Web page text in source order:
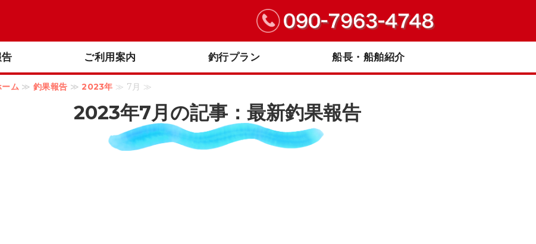
釣り船 阪本丸｜明石海峡大橋周辺のオフショアフィッシング｜兵庫県明石市
ご利用案内 釣行プラン 船長・船舶紹介
ーム≫ 釣果報告 ≫2023年 ≫ 7月 ≫
2023年7月の記事：最新釣果報告